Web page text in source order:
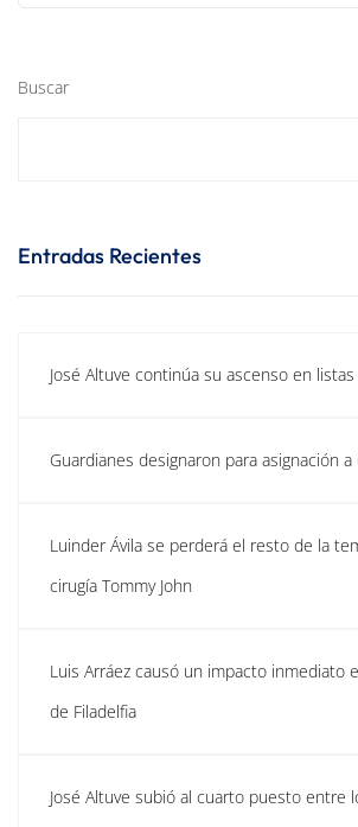
Buscar
Entradas Recientes
José Altuve continúa su ascenso en
Guardianes designaron para asignación a
Luinder Ávila se perderá el resto de la
cirugía Tommy John
Luis Arráez causó un impacto inmediato
de Filadelfia
José Altuve subió al cuarto puesto entre